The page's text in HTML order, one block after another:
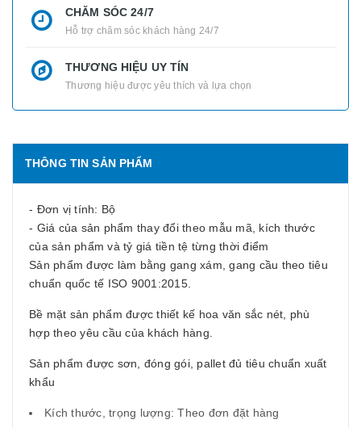
CHĂM SÓC 24/7
Hỗ trợ chăm sóc khách hàng 24/7
THƯƠNG HIỆU UY TÍN
Thương hiệu được yêu thích và lựa chọn
THÔNG TIN SẢN PHẨM
- Đơn vị tính: Bộ
- Giá của sản phẩm thay đổi theo mẫu mã, kích thước
của sản phẩm và tỷ giá tiền tệ từng thời điểm
Sản phẩm được làm bằng gang xám, gang cầu theo tiêu
chuẩn quốc tế ISO 9001:2015.
Bề mặt sản phẩm được thiết kế hoa văn sắc nét, phù
hợp theo yêu cầu của khách hàng.
Sản phẩm được sơn, đóng gói, pallet đủ tiêu chuẩn xuất
khẩu
Kích thước, trọng lượng: Theo đơn đặt hàng